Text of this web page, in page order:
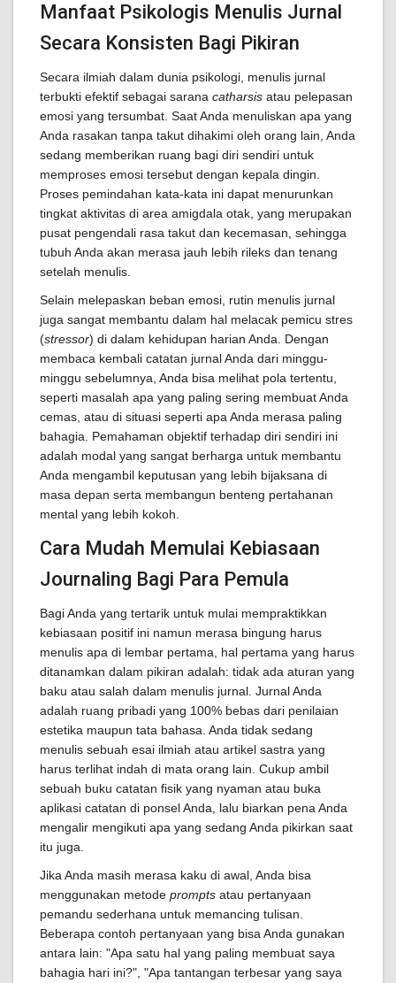
Manfaat Psikologis Menulis Jurnal
Secara Konsisten Bagi Pikiran
Secara ilmiah dalam dunia psikologi, menulis jurnal
terbukti efektif sebagai sarana catharsis atau pelepasan
emosi yang tersumbat. Saat Anda menuliskan apa yang
Anda rasakan tanpa takut dihakimi oleh orang lain, Anda
sedang memberikan ruang bagi diri sendiri untuk
memproses emosi tersebut dengan kepala dingin.
Proses pemindahan kata-kata ini dapat menurunkan
tingkat aktivitas di area amigdala otak, yang merupakan
pusat pengendali rasa takut dan kecemasan, sehingga
tubuh Anda akan merasa jauh lebih rileks dan tenang
setelah menulis.
Selain melepaskan beban emosi, rutin menulis jurnal
juga sangat membantu dalam hal melacak pemicu stres
(stressor) di dalam kehidupan harian Anda. Dengan
membaca kembali catatan jurnal Anda dari minggu-
minggu sebelumnya, Anda bisa melihat pola tertentu,
seperti masalah apa yang paling sering membuat Anda
cemas, atau di situasi seperti apa Anda merasa paling
bahagia. Pemahaman objektif terhadap diri sendiri ini
adalah modal yang sangat berharga untuk membantu
Anda mengambil keputusan yang lebih bijaksana di
masa depan serta membangun benteng pertahanan
mental yang lebih kokoh.
Cara Mudah Memulai Kebiasaan
Journaling Bagi Para Pemula
Bagi Anda yang tertarik untuk mulai mempraktikkan
kebiasaan positif ini namun merasa bingung harus
menulis apa di lembar pertama, hal pertama yang harus
ditanamkan dalam pikiran adalah: tidak ada aturan yang
baku atau salah dalam menulis jurnal. Jurnal Anda
adalah ruang pribadi yang 100% bebas dari penilaian
estetika maupun tata bahasa. Anda tidak sedang
menulis sebuah esai ilmiah atau artikel sastra yang
harus terlihat indah di mata orang lain. Cukup ambil
sebuah buku catatan fisik yang nyaman atau buka
aplikasi catatan di ponsel Anda, lalu biarkan pena Anda
mengalir mengikuti apa yang sedang Anda pikirkan saat
itu juga.
Jika Anda masih merasa kaku di awal, Anda bisa
menggunakan metode prompts atau pertanyaan
pemandu sederhana untuk memancing tulisan.
Beberapa contoh pertanyaan yang bisa Anda gunakan
antara lain: "Apa satu hal yang paling membuat saya
bahagia hari ini?", "Apa tantangan terbesar yang saya